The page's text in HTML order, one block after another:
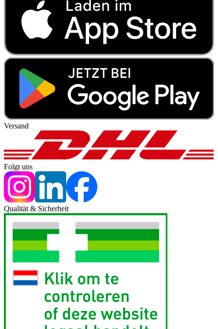
Versand
Folgt uns
Qualität & Sicherheit